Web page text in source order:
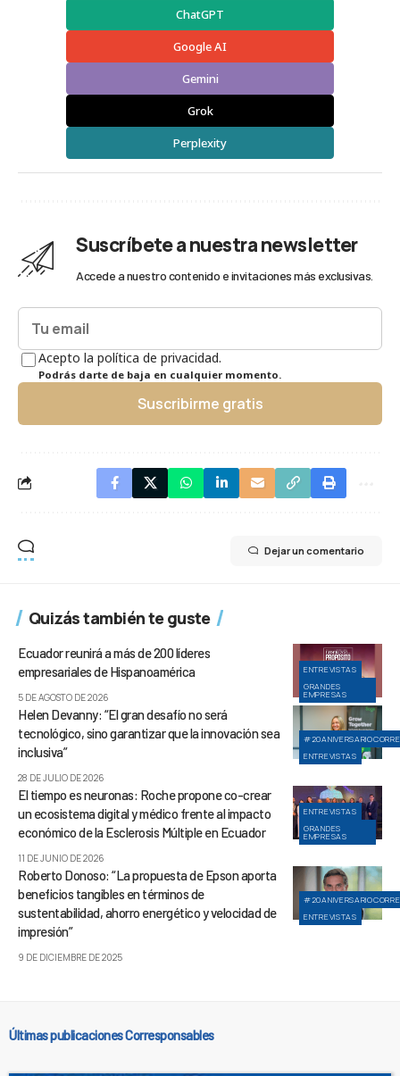
ChatGPT
Google AI
Gemini
Grok
Perplexity
Suscríbete a nuestra newsletter
Accede a nuestro contenido e invitaciones más exclusivas.
Acepto la política de privacidad.
Podrás darte de baja en cualquier momento.
Suscribirme gratis
Dejar un comentario
Quizás también te guste
ENTREVISTAS
GRANDES
EMPRESAS
Ecuador reunirá a más de 200 líderes
empresariales de Hispanoamérica
5 DE AGOSTO DE 2026
ENTREVISTAS
Helen Devanny: “El gran desafío no será
tecnológico, sino garantizar que la innovación sea
inclusiva”
28 DE JULIO DE 2026
ENTREVISTAS
GRANDES
EMPRESAS
El tiempo es neuronas: Roche propone co-crear
un ecosistema digital y médico frente al impacto
económico de la Esclerosis Múltiple en Ecuador
11 DE JUNIO DE 2026
ENTREVISTAS
Roberto Donoso: “La propuesta de Epson aporta
beneficios tangibles en términos de
sustentabilidad, ahorro energético y velocidad de
impresión”
9 DE DICIEMBRE DE 2025
Últimas publicaciones Corresponsables